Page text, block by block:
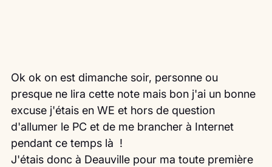
Ok ok on est dimanche soir, personne ou
presque ne lira cette note mais bon j'ai un bonne
excuse j'étais en WE et hors de question
d'allumer le PC et de me brancher à Internet
pendant ce temps là  !
J'étais donc à Deauville pour ma toute première